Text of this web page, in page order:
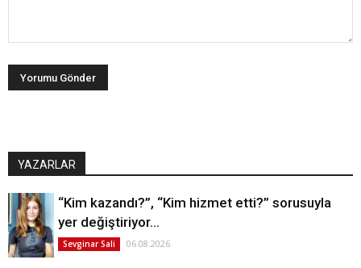
YAZARLAR
“Kim kazandı?”, “Kim hizmet etti?” sorusuyla
yer değiştiriyor…
Sevginar Sali 06.08.2026